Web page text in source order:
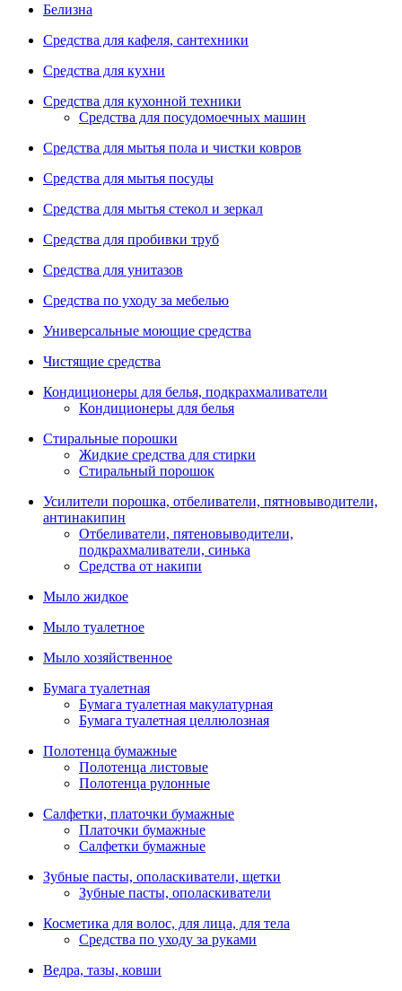
Белизна
Средства для кафеля, сантехники
Средства для кухни
Средства для кухонной техники
Средства для посудомоечных машин
Средства для мытья пола и чистки ковров
Средства для мытья посуды
Средства для мытья стекол и зеркал
Средства для пробивки труб
Средства для унитазов
Средства по уходу за мебелью
Универсальные моющие средства
Чистящие средства
Кондиционеры для белья, подкрахмаливатели
Кондиционеры для белья
Стиральные порошки
Жидкие средства для стирки
Стиральный порошок
Усилители порошка, отбеливатели, пятновыводители,
антинакипин
Отбеливатели, пятеновыводители,
подкрахмаливатели, синька
Средства от накипи
Мыло жидкое
Мыло туалетное
Мыло хозяйственное
Бумага туалетная
Бумага туалетная макулатурная
Бумага туалетная целлюлозная
Полотенца бумажные
Полотенца листовые
Полотенца рулонные
Салфетки, платочки бумажные
Платочки бумажные
Салфетки бумажные
Зубные пасты, ополаскиватели, щетки
Зубные пасты, ополаскиватели
Косметика для волос, для лица, для тела
Средства по уходу за руками
Ведра, тазы, ковши